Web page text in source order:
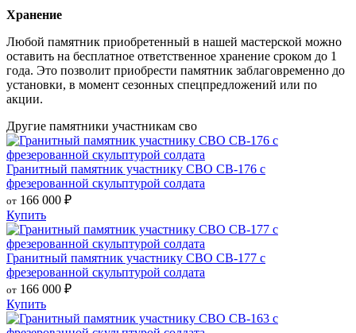
Хранение
Любой памятник приобретенный в нашей мастерской можно
оставить на бесплатное ответственное хранение сроком до 1
года. Это позволит приобрести памятник заблаговременно до
установки, в момент сезонных спецпредложений или по
акции.
Другие памятники участникам сво
Гранитный памятник участнику СВО СВ-176 с
фрезерованной скульптурой солдата
от 166 000 ₽
Купить
Гранитный памятник участнику СВО СВ-177 с
фрезерованной скульптурой солдата
от 166 000 ₽
Купить